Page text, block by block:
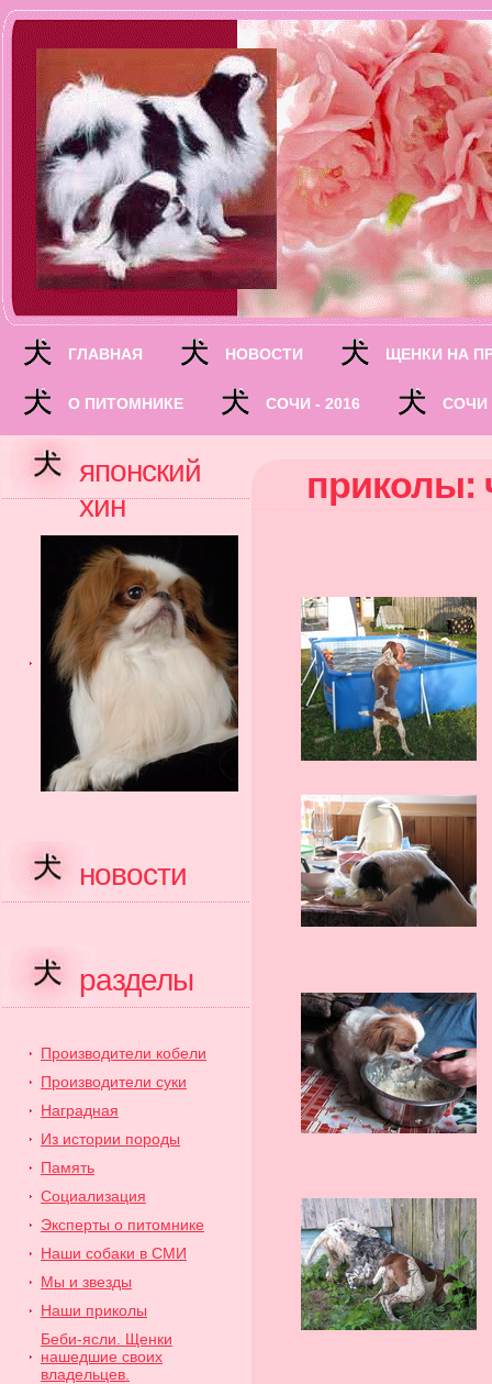
ГЛАВНАЯ НОВОСТИ ЩЕНКИ НА
О ПИТОМНИКЕ СОЧИ - 2016 СОЧИ
японский
хин
новости
разделы
Производители кобели
Производители суки
Наградная
Из истории породы
Память
Cоциализация
Эксперты о питомнике
Наши собаки в СМИ
Мы и звезды
Наши приколы
Беби-ясли. Щенки
нашедшие своих
владельцев.
приколы: